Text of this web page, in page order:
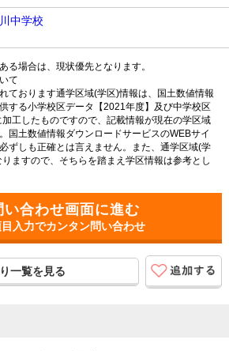
中学校
る場合は、現状優先となります。
て
ております通学区域(学区)情報は、国土数値情報
する小学校区データ【2021年度】及び中学校区
工したものですので、記載情報が現在の学区域
国土数値情報ダウンロードサービスのWEBサイ
ずしも正確とは言えません。また、通学区域(学
ますので、そちらを踏まえ学区情報は参考とし
入力でカンタン問い合わせ
一覧を見る